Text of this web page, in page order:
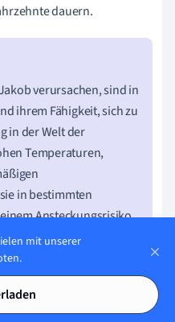
dauern.
verursachen, sind in
ihrem Fähigkeit, sich zu
in der Welt der
Temperaturen,
in bestimmten
Ansteckungsrisiko
- Das
mit unserer